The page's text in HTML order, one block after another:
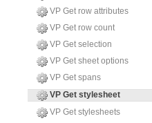
VP Get row attributes
VP Get row count
VP Get selection
VP Get sheet options
VP Get spans
VP Get stylesheet
VP Get stylesheets